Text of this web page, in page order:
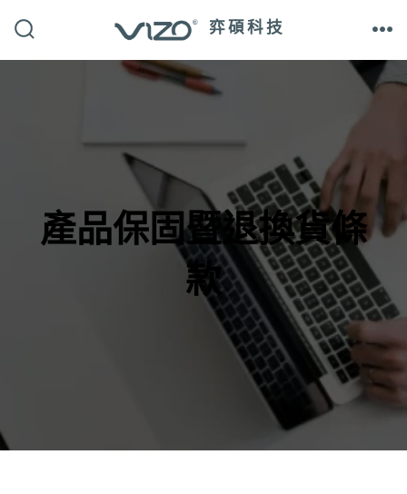
弈碩科技
產品保固暨退換貨條
款